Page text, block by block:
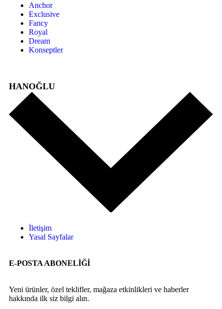
Anchor
Exclusive
Fancy
Royal
Dream
Konseptler
HANOĞLU
İletişim
Yasal Sayfalar
E-POSTA ABONELİĞİ
Yeni ürünler, özel teklifler, mağaza etkinlikleri ve haberler
hakkında ilk siz bilgi alın.